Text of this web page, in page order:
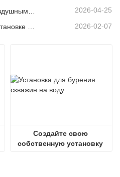
2026-04-25
2026-02-07
Создайте свою
собственную установку